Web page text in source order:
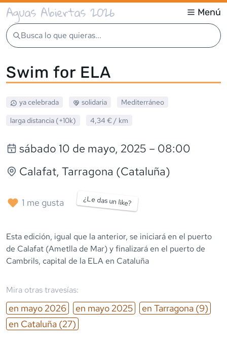
Aguas Abiertas 2026 Menú
Busca lo que quieras...
Swim for ELA
ya celebrada solidaria
Mediterráneo
larga distancia (+10k)
4,34 € / km
sábado 10 de mayo, 2025 – 08:00
Calafat, Tarragona (Cataluña)
1 me gusta ¿Le das un like?
Esta edición, igual que la anterior, se iniciará en el puerto
de Calafat (Ametlla de Mar) y finalizará en el puerto de
Cambrils, capital de la ELA en Cataluña
Mira otras travesías:
en mayo 2026 en mayo 2025 en Tarragona (9)
en Cataluña (27)